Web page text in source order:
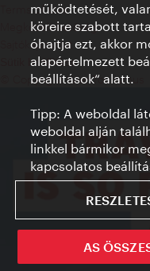
Terms of Use
Megközelíthetőség
Sajtókapcsolat
Sütik beállítása
© Copyright WienTourismus
működtetését,
köreire szabott
óhajtja ezt, akkor
alapértelmezett
beállítások“ alatt.
Tipp: A weboldal
weboldal alján
linkkel bármikor
kapcsolatos
AS